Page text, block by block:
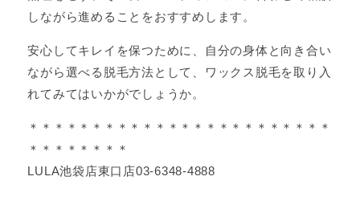
しながら進めることをおすすめします。
安心してキレイを保つために、自分の身体と向き合い
ながら選べる脱毛方法として、ワックス脱毛を取り入
れてみてはいかがでしょうか。
＊＊＊＊＊＊＊＊＊＊＊＊＊＊＊＊＊＊＊＊＊＊＊＊
＊＊＊＊＊＊＊＊
LULA池袋店東口店03-6348-4888